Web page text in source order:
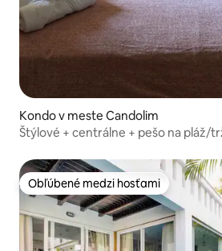
Kondo v meste Candolim
Štýlové + centrálne + pešo na pláž/
Obľúbené medzi hosťami
Obľúbené medzi hosťami